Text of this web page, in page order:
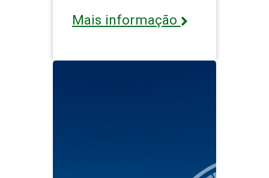
Mais informação